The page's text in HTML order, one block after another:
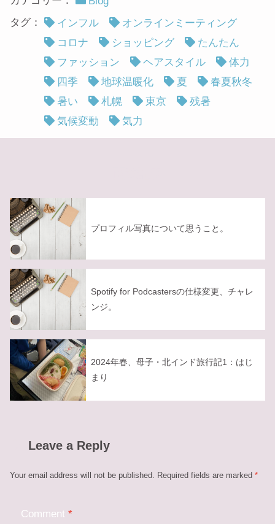
タグ：
インフル
オンラインミーティング
コロナ
ショッピング
たんたん
ファッション
ヘアスタイル
体力
四季
地球温暖化 夏
春夏秋冬
暑い
札幌 東京
残暑
気候変動
気力
プロフィル写真について思うこと。
Spotify for Podcastersの仕様変更、チャレ
ンジ。
2024年春、母子・北インド旅行記1：はじ
まり
Leave a Reply
Your email address will not be published. Required fields are marked *
Comment *